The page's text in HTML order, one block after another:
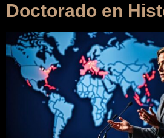
Doctorado en